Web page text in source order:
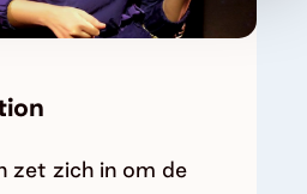
zet zich in om de